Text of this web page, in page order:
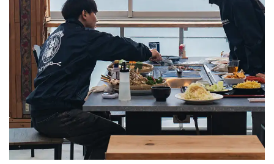
この店舗情報をシェアする